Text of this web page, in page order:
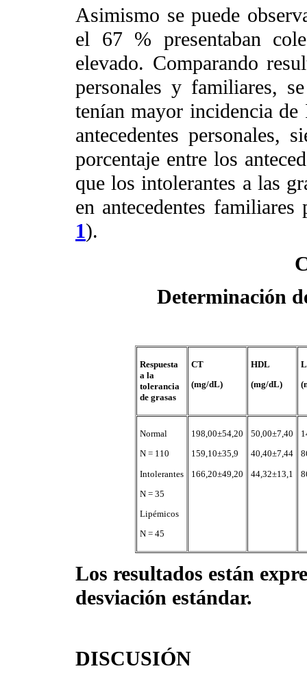
Asimismo se puede
el 67 % presentaban
elevado. Comparando
personales y familiares,
tenían mayor incidencia
antecedentes
porcentaje entre los
que los intolerantes a las
en antecedentes
1).
Determinación
Respuesta
a la
tolerancia
de grasas
CT
(mg/dL)
HDL
(mg/dL)
Normal
N = 110
Intolerantes
N = 35
Lipémicos
N = 45
198,00±54,20
159,10±35,9
166,20±49,20
50,00±7,40
40,40±7,44
44,32±13,1
Los resultados están
desviación estándar.
DISCUSIÓN